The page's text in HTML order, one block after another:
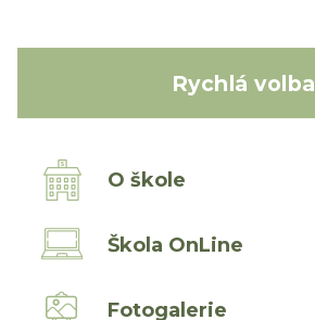
Rychlá volba
O škole
Škola OnLine
Fotogalerie